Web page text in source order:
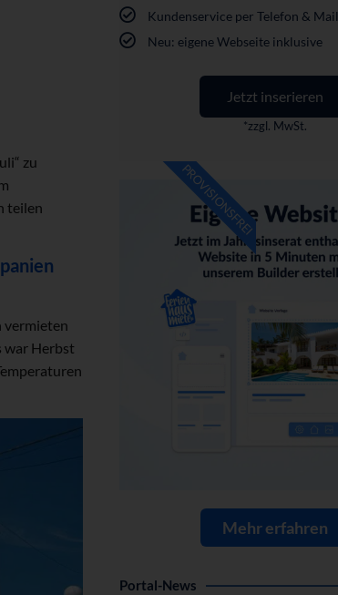
zu
teilen
vermieten
war Herbst
Kundenservice per Telefon & Mail
Neu: eigene Webseite inklusive
Jetzt inserieren
*zzgl. MwSt.
PROVISIONSFREI
Mehr erfahren
Portal-News